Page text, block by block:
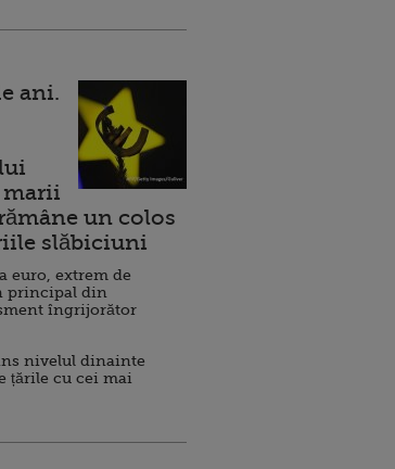
ani.
marii
un colos
slăbiciuni
euro, extrem de
principal din
îngrijorător
nivelul dinainte
țările cu cei mai